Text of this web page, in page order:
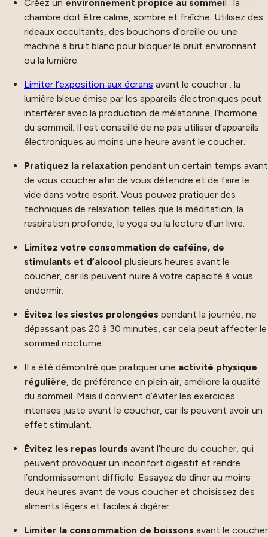
notre site. Proposer des offres et services personnalisés
et en suivre les performances. Partager des informations
avec les réseaux sociaux utilisés et vous permettre de
visualiser du contenu hébergé sur un site externe.
Créez un environnement propice au sommeil : la
chambre doit être calme, sombre et fraîche. Utilisez des
rideaux occultants, des bouchons d’oreille ou une
machine à bruit blanc pour bloquer le bruit environnant
ou la lumière.
Limiter l’exposition aux écrans avant le coucher : la
lumière bleue émise par les appareils électroniques peut
interférer avec la production de mélatonine, l’hormone
du sommeil. Il est conseillé de ne pas utiliser d’appareils
électroniques au moins une heure avant le coucher.
Pratiquez la relaxation pendant un certain temps avant
de vous coucher afin de vous détendre et de faire le
vide dans votre esprit. Vous pouvez pratiquer des
techniques de relaxation telles que la méditation, la
respiration profonde, le yoga ou la lecture d’un livre.
Limitez votre consommation de caféine, de
stimulants et d’alcool plusieurs heures avant le
coucher, car ils peuvent nuire à votre capacité à vous
endormir.
Évitez les siestes prolongées pendant la journée, ne
dépassant pas 20 à 30 minutes, car cela peut affecter le
sommeil nocturne.
Il a été démontré que pratiquer une activité physique
régulière, de préférence en plein air, améliore la qualité
du sommeil. Mais il convient d’éviter les exercices
intenses juste avant le coucher, car ils peuvent avoir un
effet stimulant.
Évitez les repas lourds avant l’heure du coucher, qui
peuvent provoquer un inconfort digestif et rendre
l’endormissement difficile. Essayez de dîner au moins
deux heures avant de vous coucher et choisissez des
aliments légers et faciles à digérer.
Limiter la consommation de boissons avant le coucher